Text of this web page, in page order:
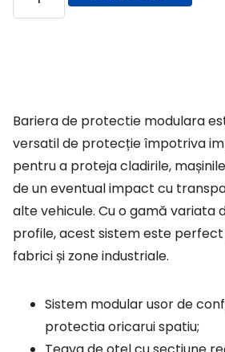
Bariera de protectie modulara
versatil de protecție împotriva
pentru a proteja cladirile,
de un eventual impact cu
alte vehicule. Cu o gamă variata
profile, acest sistem este
fabrici și zone industriale.
Sistem modular usor de
protectia oricarui spatiu;